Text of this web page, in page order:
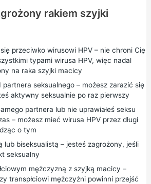
rakiem szyjki
się przeciwko wirusowi HPV– nie chroni Cię
typami wirusa HPV, więc nadal
na raka szyjki macicy
partnera seksualnego – możesz zarazić się
aktywny seksualnie po raz pierwszy
partnera lub nie uprawiałeś seksu
– możesz mieć wirusa HPV przez długi
o tym
lub biseksualistą – jesteś zagrożony, jeśli
seksualny
mężczyzną z szyjką macicy –
transpłciowi mężczyźni powinni przejść